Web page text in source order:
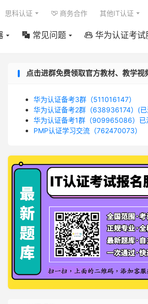
 常见问题  华为认证考试
思科认证  商务合作 其他IT认证
点击进群免费领取官方教材、教学视
华为认证备考3群（511016147）
华为认证备考2群（638936174）(已
华为认证备考1群（909965086）已
PMP认证学习交流（762470073）